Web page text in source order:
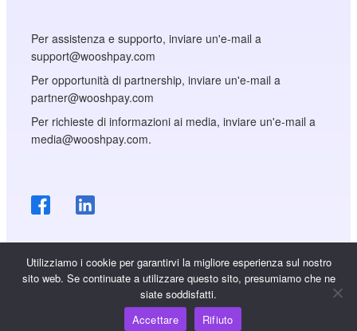
Per assistenza e supporto, inviare un'e-mail a
support@wooshpay.com
Per opportunità di partnership, inviare un'e-mail a
partner@wooshpay.com
Per richieste di informazioni ai media, inviare un'e-mail a
media@wooshpay.com.
Copyright © WooshPay 2026 Tutti i diritti riservati.
Utilizziamo i cookie per garantirvi la migliore esperienza sul nostro
sito web. Se continuate a utilizzare questo sito, presumiamo che ne
siate soddisfatti.
Accettare
Rifiuto